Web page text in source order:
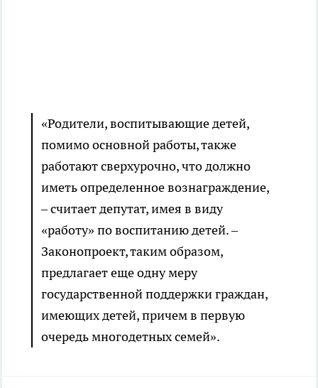
«Родители, воспитывающие детей,
помимо основной работы, также
работают сверхурочно, что должно
иметь определенное вознаграждение,
– считает депутат, имея в виду
«работу» по воспитанию детей. –
Законопроект, таким образом,
предлагает еще одну меру
государственной поддержки граждан,
имеющих детей, причем в первую
очередь многодетных семей».